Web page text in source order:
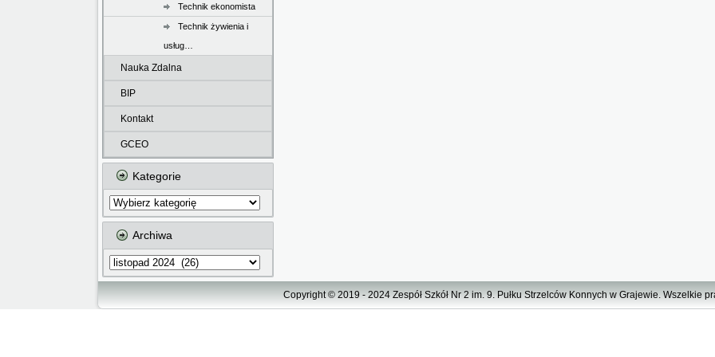
Technik ekonomista
Technik żywienia i
usług…
Nauka Zdalna
BIP
Kontakt
GCEO
Kategorie
Kategorie
Archiwa
Archiwa
Copyright © 2019 - 2024 Zespół Szkół Nr 2 im. 9. Pułku Strzelców Konnych w Grajewie. Wszelkie